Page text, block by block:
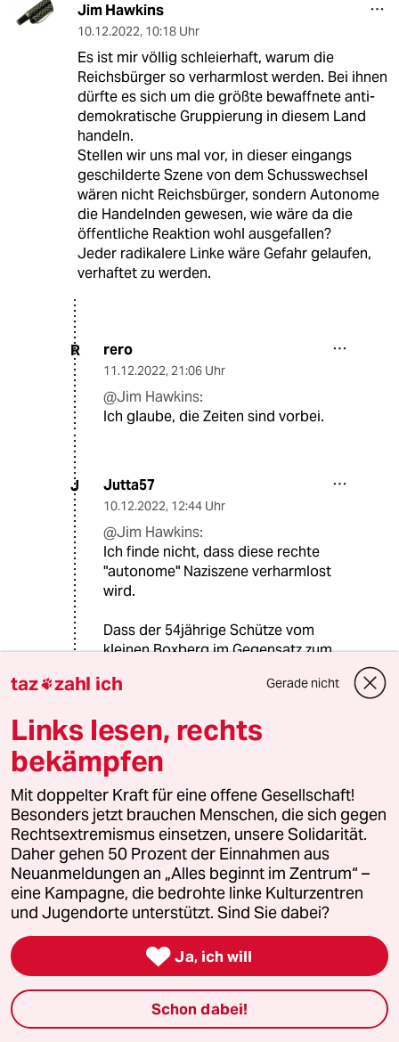
Jim Hawkins
10.12.2022, 10:18 Uhr
Es ist mir völlig schleierhaft, warum die
Reichsbürger so verharmlost werden. Bei ihnen
dürfte es sich um die größte bewaffnete anti-
demokratische Gruppierung in diesem Land
handeln.
Stellen wir uns mal vor, in dieser eingangs
geschilderte Szene von dem Schusswechsel
wären nicht Reichsbürger, sondern Autonome
die Handelnden gewesen, wie wäre da die
öffentliche Reaktion wohl ausgefallen?
Jeder radikalere Linke wäre Gefahr gelaufen,
verhaftet zu werden.
R rero
11.12.2022, 21:06 Uhr
@Jim Hawkins:
Ich glaube, die Zeiten sind vorbei.
J Jutta57
10.12.2022, 12:44 Uhr
@Jim Hawkins:
Ich finde nicht, dass diese rechte
"autonome" Naziszene verharmlost
wird.
Dass der 54jährige Schütze vom
kleinen Boxberg im Gegensatz zum
verhaftet zu werden, halte ich für eine
N nolongerquiet
10.12.2022,11:39 Uhr
@Jim Hawkins:
Naziland bleibt Naziland.
Warum wird bei Rechtsradikalität seit
Jahrzehnten weggeschaut?
Bei der geschätzten Zahl 21000
Reichsbürger (gestern stand in nem
anderen Artikel der taz ca 25000) und
davon geschätzt 10% Gewaltbereit
(also immer noch 2100) und jetzt 25
taz zahl ich Gerade nicht
Links lesen, rechts
bekämpfen
Mit doppelter Kraft für eine offene Gesellschaft!
Besonders jetzt brauchen Menschen, die sich gegen
Rechtsextremismus einsetzen, unsere Solidarität.
Daher gehen 50 Prozent der Einnahmen aus
Neuanmeldungen an „Alles beginnt im Zentrum“ –
eine Kampagne, die bedrohte linke Kulturzentren
und Jugendorte unterstützt. Sind Sie dabei?
 Ja, ich will
Schon dabei!